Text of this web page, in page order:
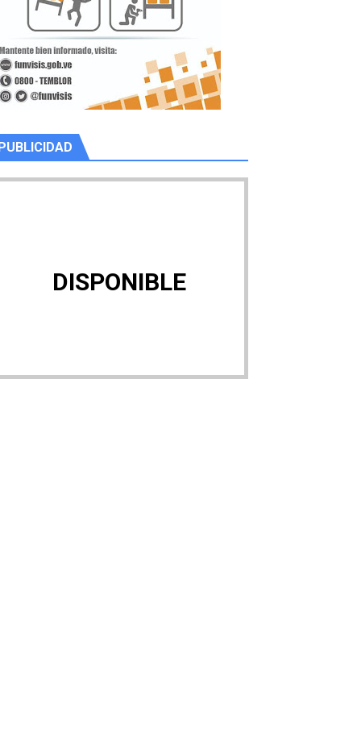
PUBLICIDAD
DISPONIBLE